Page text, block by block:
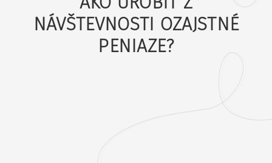
NÁVŠTEVNOSTI OZAJSTNÉ
PENIAZE?